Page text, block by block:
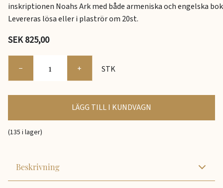
inskriptionen Noahs Ark med både armeniska och engelska
Levereras lösa eller i plaströr om 20st.
SEK 825,00
− + STK
LÄGG TILL I KUNDVAGN
(135 i lager)
Beskrivning